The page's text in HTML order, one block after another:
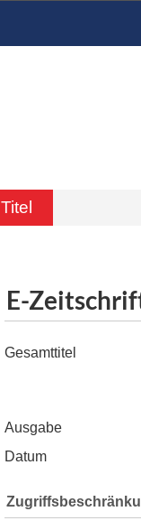
Titel
E-
Gesamttitel
Ausgabe
Datum